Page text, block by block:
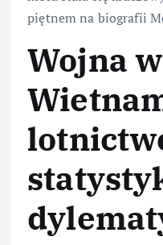
piętnem na biografii
Wojna w